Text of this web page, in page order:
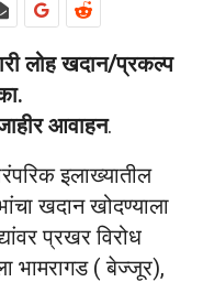
लोह खदान/प्रकल्प
आवाहन.
इलाख्यातील
खदान खोदण्याला
प्रखर विरोध
भामरागड ( बेज्जूर),